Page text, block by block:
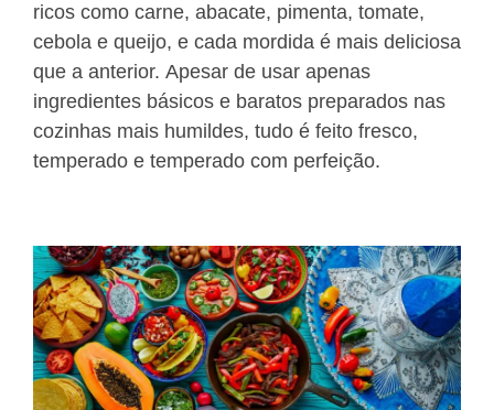
ricos como carne, abacate, pimenta, tomate,
cebola e queijo, e cada mordida é mais deliciosa
que a anterior. Apesar de usar apenas
ingredientes básicos e baratos preparados nas
cozinhas mais humildes, tudo é feito fresco,
temperado e temperado com perfeição.